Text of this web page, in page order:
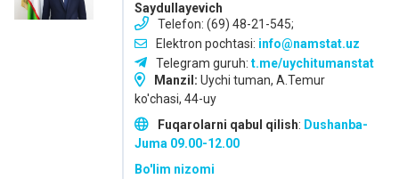
Saydullayevich
Telefon: (69) 48-21-545;
Elektron pochtasi: info@namstat.uz
Telegram guruh: t.me/uychitumanstat
Manzil: Uychi tuman, A.Temur
ko'chasi, 44-uy
Fuqarolarni qabul qilish: Dushanba-
Juma 09.00-12.00
Bo'lim nizomi